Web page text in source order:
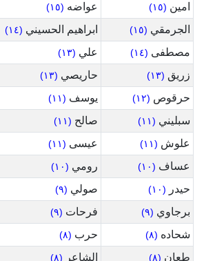
امين (١٥) عواضه (١٥)
الجرمقي (١٥) ابراهيم الحسيني (١٤)
مصطفى (١٤) علي (١٣)
زريق (١٣) حاريصي (١٣)
حرقوص (١٢) يوسف (١١)
سبليني (١١) صالح (١١)
علوش (١١) عيسى (١١)
عساف (١٠) رومي (١٠)
حيدر (١٠) صولي (٩)
برجاوي (٩) فرحات (٩)
شحاده (٨) حرب (٨)
طعان (٨) الشاعر (٨)